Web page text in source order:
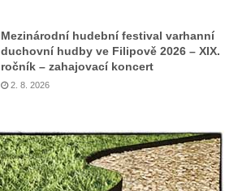
Mezinárodní hudební festival varhanní
duchovní hudby ve Filipově 2026 – XIX.
ročník – zahajovací koncert
2. 8. 2026